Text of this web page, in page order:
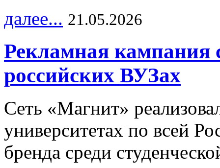
далее... 21.05.2026
Рекламная кампания
российских ВУЗах
Сеть «Магнит»
университетах по всей
бренда среди